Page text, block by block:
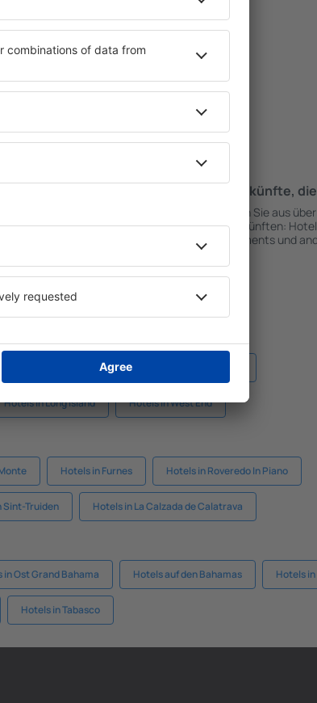
Spezialangebote für eingeloggte
Unterkünfte,
Wählen Sie aus
Unterkünften:
Apartments und
Hotels 'in Governor's Harbour'
Hotels in Long Island Hotels in West End
Hotels in Furnes Hotels in Roveredo In Piano
Sint-Truiden Hotels in La Calzada de Calatrava
in Ost Grand Bahama Hotels auf den Bahamas Hotels
Hotels in Tabasco